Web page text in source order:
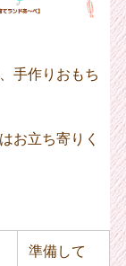
手作りおもち
お立ち寄りく
準備して